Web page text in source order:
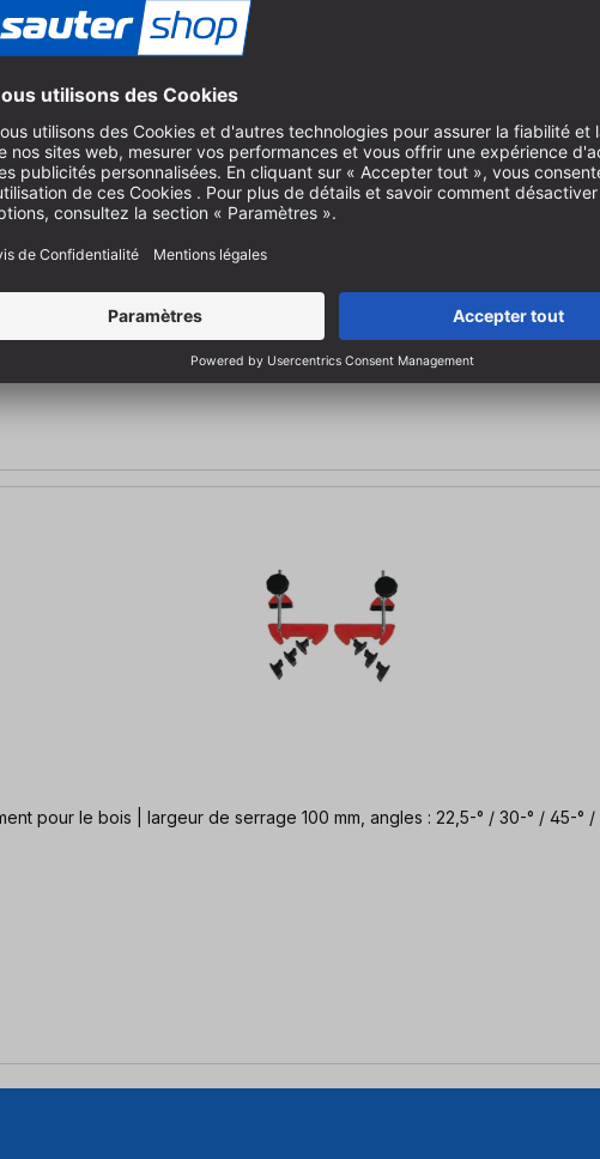
sensibles | largeur de serrage 2 x- 73 mm, hauteur des
pour le bois | largeur de serrage 100 mm, angles : 22,5-° / 30-° / 45-° /